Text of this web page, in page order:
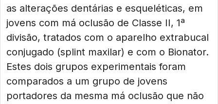
as alterações dentárias e esqueléticas, em
jovens com má oclusão de Classe II, 1ª
divisão, tratados com o aparelho extrabucal
conjugado (splint maxilar) e com o Bionator.
Estes dois grupos experimentais foram
comparados a um grupo de jovens
portadores da mesma má oclusão que não